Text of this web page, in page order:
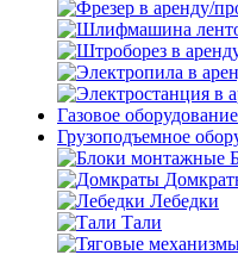
Газовое оборудование
Грузоподъемное
Лебедки
Тали